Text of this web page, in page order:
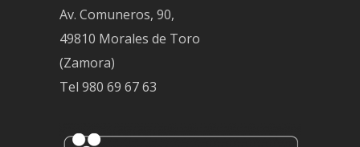
Av. Comuneros, 90,
49810 Morales de Toro
(Zamora)
Tel 980 69 67 63